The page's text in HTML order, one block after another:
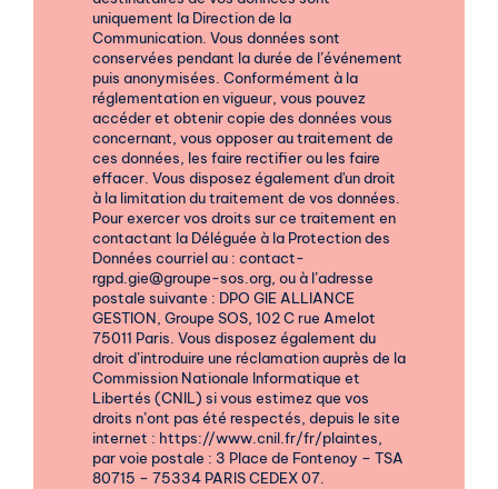
uniquement la Direction de la
Communication. Vous données sont
conservées pendant la durée de l’événement
puis anonymisées. Conformément à la
réglementation en vigueur, vous pouvez
accéder et obtenir copie des données vous
concernant, vous opposer au traitement de
ces données, les faire rectifier ou les faire
effacer. Vous disposez également d'un droit
à la limitation du traitement de vos données.
Pour exercer vos droits sur ce traitement en
contactant la Déléguée à la Protection des
Données courriel au : contact-
rgpd.gie@groupe-sos.org, ou à l’adresse
postale suivante : DPO GIE ALLIANCE
GESTION, Groupe SOS, 102 C rue Amelot
75011 Paris. Vous disposez également du
droit d’introduire une réclamation auprès de la
Commission Nationale Informatique et
Libertés (CNIL) si vous estimez que vos
droits n’ont pas été respectés, depuis le site
internet : https://www.cnil.fr/fr/plaintes,
par voie postale : 3 Place de Fontenoy – TSA
80715 – 75334 PARIS CEDEX 07.